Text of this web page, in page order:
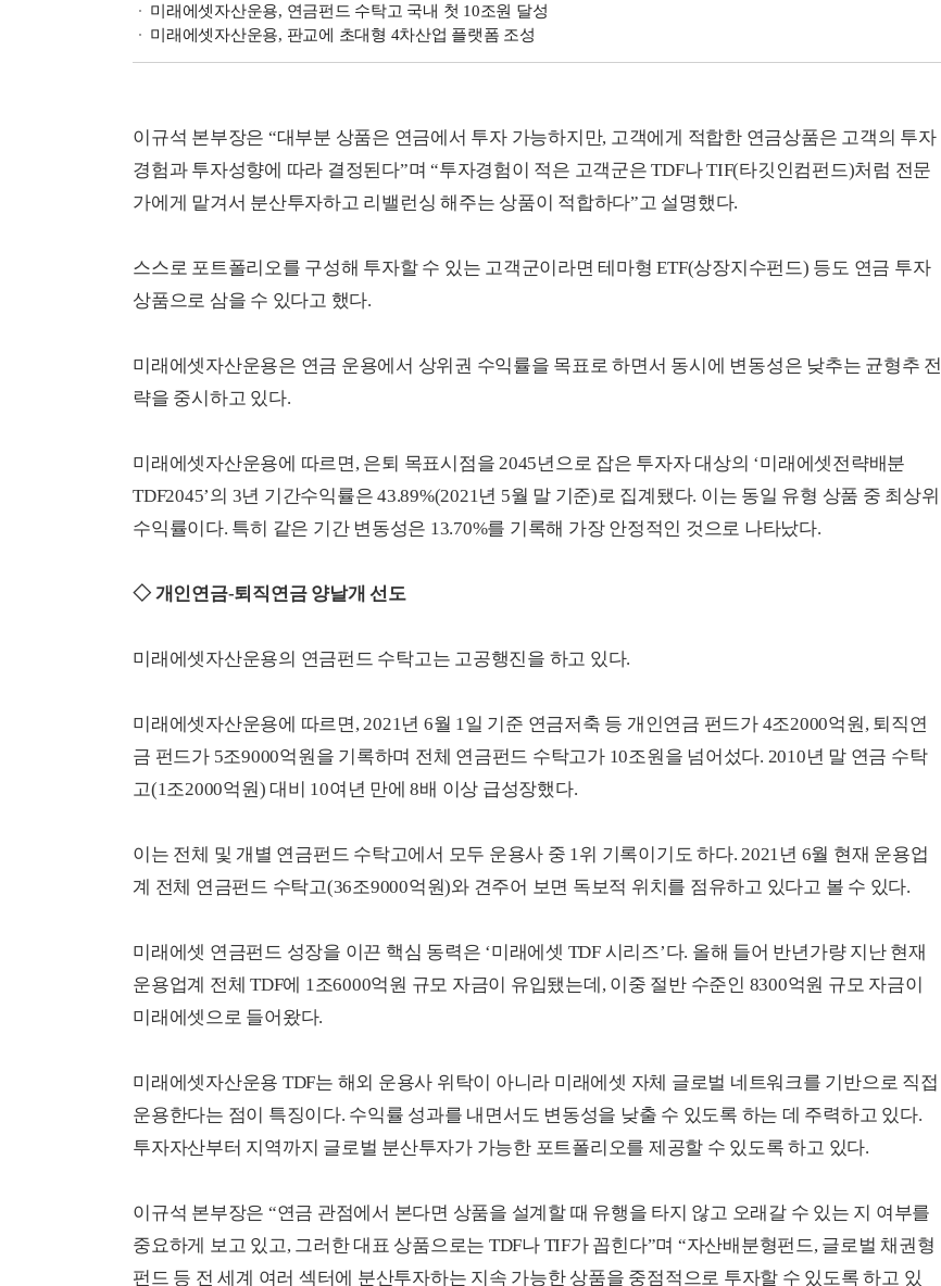
미래에셋자산운용, 연금펀드 수탁고 국내 첫 10조원 달성
미래에셋자산운용, 판교에 초대형 4차산업 플랫폼 조성
이규석 본부장은 “대부분 상품은 연금에서 투자 가능하지만, 고객에게 적합한 연금상품은 고객의 투자
경험과 투자성향에 따라 결정된다”며 “투자경험이 적은 고객군은 TDF나 TIF(타깃인컴펀드)처럼 전문
가에게 맡겨서 분산투자하고 리밸런싱 해주는 상품이 적합하다”고 설명했다.
스스로 포트폴리오를 구성해 투자할 수 있는 고객군이라면 테마형 ETF(상장지수펀드) 등도 연금 투자
상품으로 삼을 수 있다고 했다.
미래에셋자산운용은 연금 운용에서 상위권 수익률을 목표로 하면서 동시에 변동성은 낮추는 균형추 전
략을 중시하고 있다.
미래에셋자산운용에 따르면, 은퇴 목표시점을 2045년으로 잡은 투자자 대상의 ‘미래에셋전략배분
TDF2045’의 3년 기간수익률은 43.89%(2021년 5월 말 기준)로 집계됐다. 이는 동일 유형 상품 중 최상위
수익률이다. 특히 같은 기간 변동성은 13.70%를 기록해 가장 안정적인 것으로 나타났다.
◇ 개인연금-퇴직연금 양날개 선도
미래에셋자산운용의 연금펀드 수탁고는 고공행진을 하고 있다.
미래에셋자산운용에 따르면, 2021년 6월 1일 기준 연금저축 등 개인연금 펀드가 4조2000억원, 퇴직연
금 펀드가 5조9000억원을 기록하며 전체 연금펀드 수탁고가 10조원을 넘어섰다. 2010년 말 연금 수탁
고(1조2000억원) 대비 10여년 만에 8배 이상 급성장했다.
이는 전체 및 개별 연금펀드 수탁고에서 모두 운용사 중 1위 기록이기도 하다. 2021년 6월 현재 운용업
계 전체 연금펀드 수탁고(36조9000억원)와 견주어 보면 독보적 위치를 점유하고 있다고 볼 수 있다.
미래에셋 연금펀드 성장을 이끈 핵심 동력은 ‘미래에셋 TDF 시리즈’다. 올해 들어 반년가량 지난 현재
운용업계 전체 TDF에 1조6000억원 규모 자금이 유입됐는데, 이중 절반 수준인 8300억원 규모 자금이
미래에셋으로 들어왔다.
미래에셋자산운용 TDF는 해외 운용사 위탁이 아니라 미래에셋 자체 글로벌 네트워크를 기반으로 직접
운용한다는 점이 특징이다. 수익률 성과를 내면서도 변동성을 낮출 수 있도록 하는 데 주력하고 있다.
투자자산부터 지역까지 글로벌 분산투자가 가능한 포트폴리오를 제공할 수 있도록 하고 있다.
이규석 본부장은 “연금 관점에서 본다면 상품을 설계할 때 유행을 타지 않고 오래갈 수 있는 지 여부를
중요하게 보고 있고, 그러한 대표 상품으로는 TDF나 TIF가 꼽힌다”며 “자산배분형펀드, 글로벌 채권형
펀드 등 전 세계 여러 섹터에 분산투자하는 지속 가능한 상품을 중점적으로 투자할 수 있도록 하고 있